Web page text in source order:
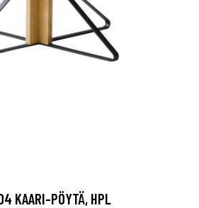
KAARI-PÖYTÄ, HPL